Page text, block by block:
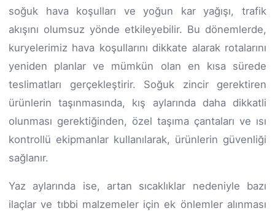
soğuk hava koşulları ve yoğun kar yağışı, trafik
akışını olumsuz yönde etkileyebilir. Bu dönemlerde,
kuryelerimiz hava koşullarını dikkate alarak rotalarını
yeniden planlar ve mümkün olan en kısa sürede
teslimatları gerçekleştirir. Soğuk zincir gerektiren
ürünlerin taşınmasında, kış aylarında daha dikkatli
olunması gerektiğinden, özel taşıma çantaları ve ısı
kontrollü ekipmanlar kullanılarak, ürünlerin güvenliği
sağlanır.
Yaz aylarında ise, artan sıcaklıklar nedeniyle bazı
ilaçlar ve tıbbi malzemeler için ek önlemler alınması